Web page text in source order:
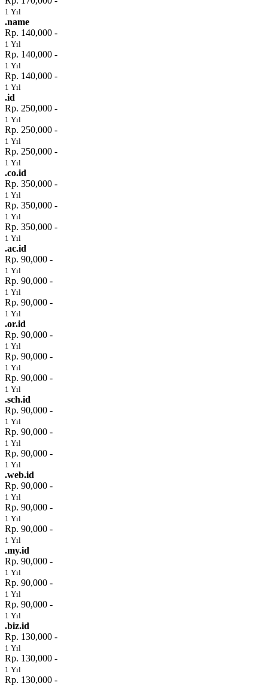
1 Yıl
.name
Rp. 140,000 -
1 Yıl
Rp. 140,000 -
1 Yıl
Rp. 140,000 -
1 Yıl
.id
Rp. 250,000 -
1 Yıl
Rp. 250,000 -
1 Yıl
Rp. 250,000 -
1 Yıl
.co.id
Rp. 350,000 -
1 Yıl
Rp. 350,000 -
1 Yıl
Rp. 350,000 -
1 Yıl
.ac.id
Rp. 90,000 -
1 Yıl
Rp. 90,000 -
1 Yıl
Rp. 90,000 -
1 Yıl
.or.id
Rp. 90,000 -
1 Yıl
Rp. 90,000 -
1 Yıl
Rp. 90,000 -
1 Yıl
.sch.id
Rp. 90,000 -
1 Yıl
Rp. 90,000 -
1 Yıl
Rp. 90,000 -
1 Yıl
.web.id
Rp. 90,000 -
1 Yıl
Rp. 90,000 -
1 Yıl
Rp. 90,000 -
1 Yıl
.my.id
Rp. 90,000 -
1 Yıl
Rp. 90,000 -
1 Yıl
Rp. 90,000 -
1 Yıl
.biz.id
Rp. 130,000 -
1 Yıl
Rp. 130,000 -
1 Yıl
Rp. 130,000 -